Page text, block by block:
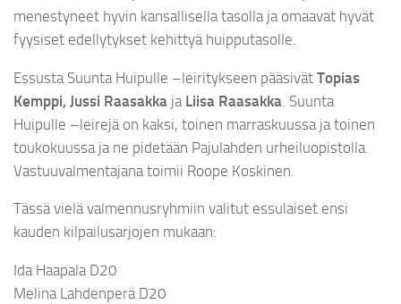
menestyneet hyvin kansallisella tasolla ja omaavat hyvät
fyysiset edellytykset kehittyä huipputasolle.
Essusta Suunta Huipulle –leiritykseen pääsivät Topias
Kemppi, Jussi Raasakka ja Liisa Raasakka . Suunta
Huipulle –leirejä on kaksi, toinen marraskuussa ja toinen
toukokuussa ja ne pidetään Pajulahden urheiluopistolla.
Vastuuvalmentajana toimii Roope Koskinen.
Tässä vielä valmennusryhmiin valitut essulaiset ensi
kauden kilpailusarjojen mukaan:
Ida Haapala D20
Melina Lahdenperä D20